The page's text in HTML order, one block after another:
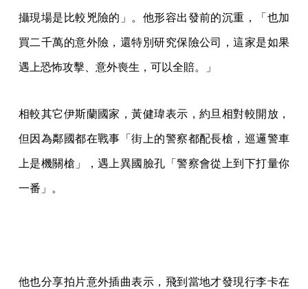
攝現場是比較兇險的」。他形容出發前的沉重，「也加
買二千萬的意外險，還特別研究保險公司，這家是如果
遇上恐怖攻擊、意外喪生，可以全賠。」
相較其它伊斯蘭國家，黃健瑋表示，約旦相對較開放，
但因為鄰國都在戰事「街上的警察都配長槍，巡邏警車
上是機關槍」，遇上異國臉孔「警察會從上到下打量你
一番」。
他也分享拍片意外插曲表示，飛到當地才發現行李卡在